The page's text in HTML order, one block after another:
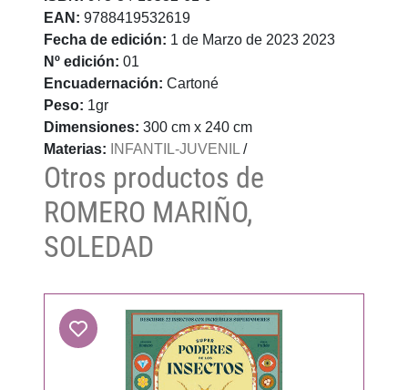
EAN: 9788419532619
Fecha de edición: 1 de Marzo de 2023 2023
Nº edición: 01
Encuadernación: Cartoné
Peso: 1gr
Dimensiones: 300 cm x 240 cm
Materias:
INFANTIL-JUVENIL /
Otros productos de
ROMERO MARIÑO,
SOLEDAD